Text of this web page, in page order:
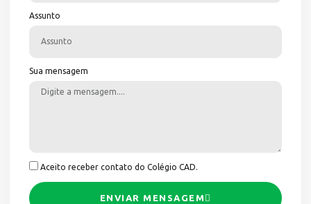
Assunto
Sua mensagem
Aceito receber contato do Colégio CAD.
ENVIAR MENSAGEM